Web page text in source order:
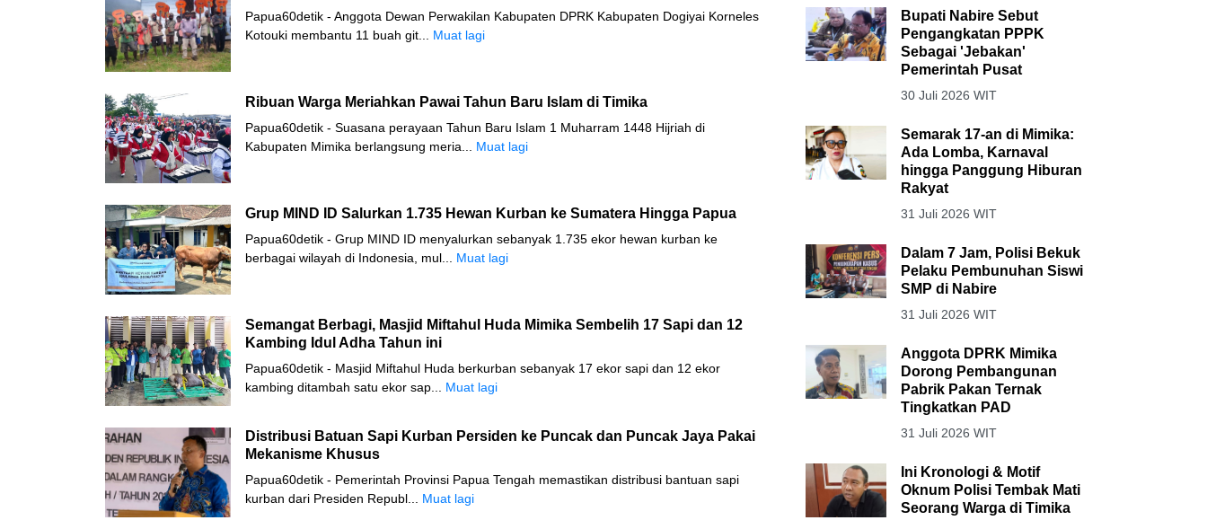
Papua60detik - Anggota Dewan Perwakilan Kabupaten DPRK Kabupaten Dogiyai Korneles
Kotouki membantu 11 buah git... Muat lagi
Ribuan Warga Meriahkan Pawai Tahun Baru Islam di Timika
Papua60detik - Suasana perayaan Tahun Baru Islam 1 Muharram 1448 Hijriah di
Kabupaten Mimika berlangsung meria... Muat lagi
Grup MIND ID Salurkan 1.735 Hewan Kurban ke Sumatera Hingga Papua
Papua60detik - Grup MIND ID menyalurkan sebanyak 1.735 ekor hewan kurban ke
berbagai wilayah di Indonesia, mul... Muat lagi
Semangat Berbagi, Masjid Miftahul Huda Mimika Sembelih 17 Sapi dan 12
Kambing Idul Adha Tahun ini
Papua60detik - Masjid Miftahul Huda berkurban sebanyak 17 ekor sapi dan 12 ekor
kambing ditambah satu ekor sap... Muat lagi
Distribusi Batuan Sapi Kurban Persiden ke Puncak dan Puncak Jaya Pakai
Mekanisme Khusus
Papua60detik - Pemerintah Provinsi Papua Tengah memastikan distribusi bantuan sapi
kurban dari Presiden Republ... Muat lagi
Bupati Nabire Sebut
Pengangkatan PPPK
Sebagai 'Jebakan'
Pemerintah Pusat
30 Juli 2026 WIT
Semarak 17-an di Mimika:
Ada Lomba, Karnaval
hingga Panggung Hiburan
Rakyat
31 Juli 2026 WIT
Dalam 7 Jam, Polisi Bekuk
Pelaku Pembunuhan Siswi
SMP di Nabire
31 Juli 2026 WIT
Anggota DPRK Mimika
Dorong Pembangunan
Pabrik Pakan Ternak
Tingkatkan PAD
31 Juli 2026 WIT
Ini Kronologi & Motif
Oknum Polisi Tembak Mati
Seorang Warga di Timika